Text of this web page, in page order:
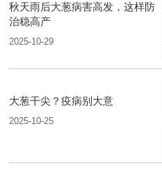
秋天雨后大葱病害高发，这样防
治稳高产
2025-10-29
大葱干尖？疫病别大意
2025-10-25